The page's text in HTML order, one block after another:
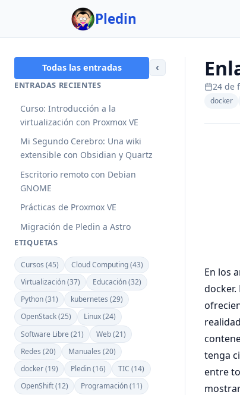
Pledin
Todas las entradas ‹
ENTRADAS RECIENTES
Curso: Introducción a la
virtualización con Proxmox VE
Mi Segundo Cerebro: Una wiki
extensible con Obsidian y Quartz
Escritorio remoto con Debian
GNOME
Prácticas de Proxmox VE
Migración de Pledin a Astro
ETIQUETAS
Cursos (45)
Cloud Computing (43)
Virtualización (37)
Educación (32)
Python (31)
kubernetes (29)
OpenStack (25)
Linux (24)
Software Libre (21)
Web (21)
Redes (20)
Manuales (20)
docker (19)
Pledin (16)
TIC (14)
OpenShift (12)
Programación (11)
24 de
docker
En los
tenga
entre